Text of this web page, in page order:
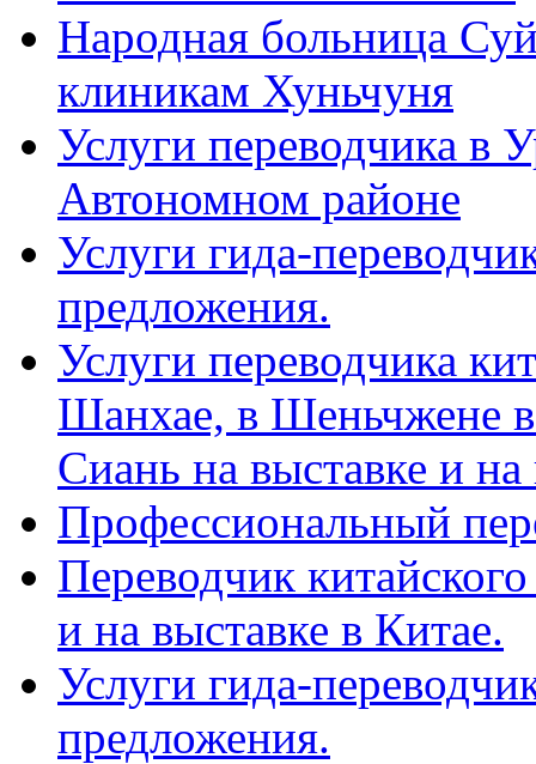
Народная больница
клиникам Хуньчуня
Услуги переводчика в
Автономном районе
Услуги гида-
предложения.
Услуги переводчика
Шанхае, в Шеньчжене
Сиань на выставке и
Профессиональный
Переводчик
и на выставке в Китае.
Услуги гида-
предложения.